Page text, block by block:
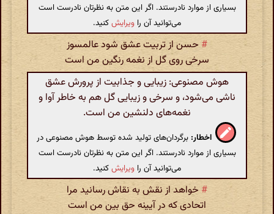
بسیاری از موارد نادرستند. اگر این متن به نظرتان نادرست است
می‌توانید آن را ویرایشکنید.
# حسن از تربیت عشق شود عالمسوز
سرخی روی گل از نغمه رنگین من است
هوش مصنوعی: زیبایی و جذابیت از پرورش عشق
ناشی می‌شود، و سرخی و زیبایی گل هم به خاطر آوا و
نغمه‌های دلنشین من است.
اخطار: برگردان‌های تولید شده توسط هوش مصنوعی در
بسیاری از موارد نادرستند. اگر این متن به نظرتان نادرست است
می‌توانید آن را ویرایشکنید.
# خواهد از نقش به نقاش رسانید مرا
اتحادی که در آیینه حق بین من است